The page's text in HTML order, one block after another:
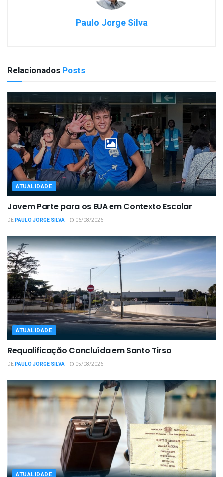
Paulo Jorge Silva
Relacionados Posts
ATUALIDADE
Jovem Parte para os EUA em Contexto Escolar
DEPAULO JORGE SILVA 06/08/2026
ATUALIDADE
Requalificação Concluída em Santo Tirso
DEPAULO JORGE SILVA 05/08/2026
ATUALIDADE